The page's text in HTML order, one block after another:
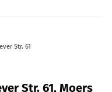
Str. 61
Str. 61, Moers